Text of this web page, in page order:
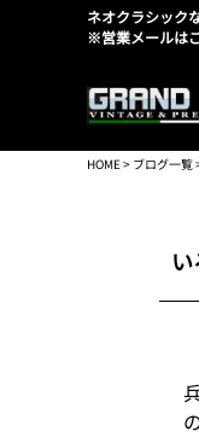
ネオクラシック
※営業メールは
HOME> ブログ一覧